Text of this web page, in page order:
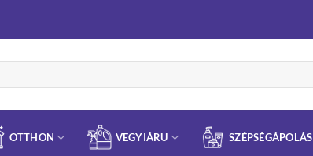
OTTHON VEGYIÁRU SZÉPSÉGÁPOLÁS